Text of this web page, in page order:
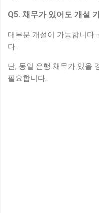
Q5. 채무가 있어도 개설
대부분 개설이 가능합니다.
다.
단, 동일 은행 채무가 있을
필요합니다.